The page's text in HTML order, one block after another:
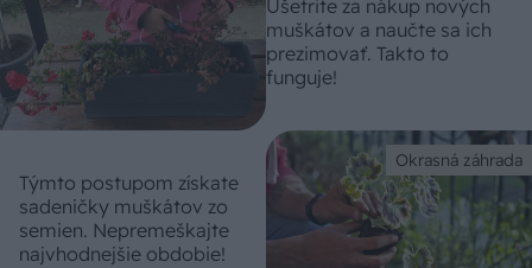
Ušetrite za nákup nových
muškátov a naučte sa ich
prezimovať. Takto to
funguje!
Okrasná záhrada
Týmto postupom získate
sadeničky muškátov zo
semien. Nepremeškajte
najvhodnejšie obdobie!